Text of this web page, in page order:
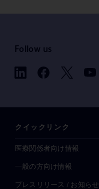
Follow us
クイックリンク
医療関係者向け情報
一般の方向け情報
プレスリリース / お知らせ